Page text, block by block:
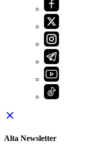
close
Alta Newsletter